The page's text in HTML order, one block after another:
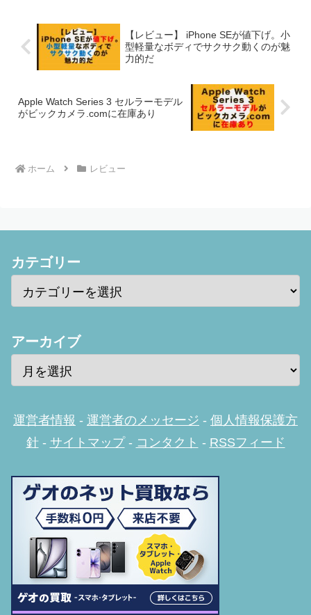
【レビュー】 iPhone SEが値下げ。小
型軽量なボディでサクサク動くのが魅
力的だ
Apple Watch Series 3 セルラーモデル
がビックカメラ.comに在庫あり
ホーム レビュー
カテゴリー
アーカイブ
運営者情報 - 運営者のメッセージ - 個人情報保護方
針- サイトマップ- コンタクト - RSSフィード